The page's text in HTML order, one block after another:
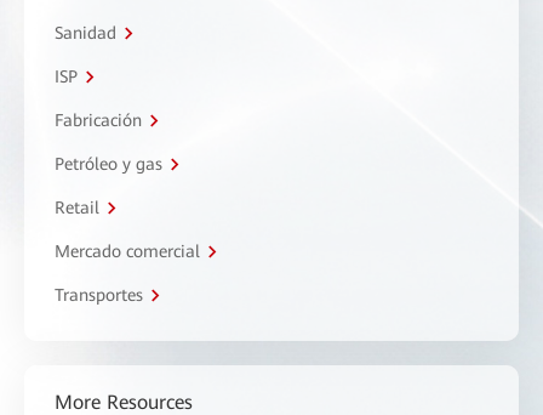
Sanidad
ISP
Fabricación
Petróleo y gas
Retail
Mercado comercial
Transportes
More Resources